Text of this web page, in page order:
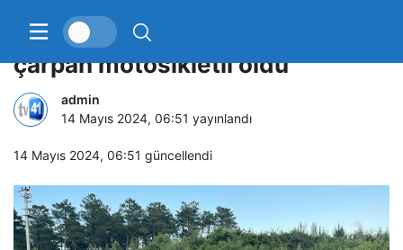
Sürüklenerek jandarma aracına
çarpan motosikletli öldü
admin
14 Mayıs 2024, 06:51 yayınlandı
14 Mayıs 2024, 06:51 güncellendi